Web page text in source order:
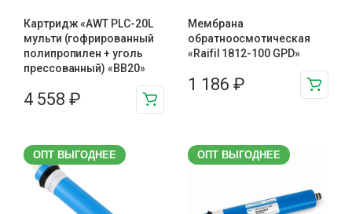
Картридж «AWT PLC-20L
мульти (гофрированный
полипропилен + уголь
прессованный) «BB20»
4 558 ₽
Мембрана
обратноосмотическая
«Raifil 1812-100 GPD»
1 186 ₽
ОПТ ВЫГОДНЕЕ ОПТ ВЫГОДНЕЕ